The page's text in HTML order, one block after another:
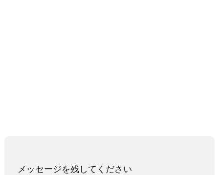
メッセージを残してください